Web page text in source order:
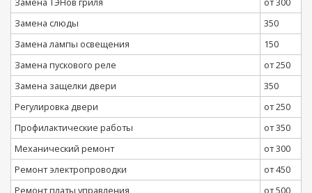
Замена слюды
350
Замена лампы освещения
150
Замена пускового реле
от 250
Замена защелки двери
350
Регулировка двери
от 250
Профилактические работы
от 350
Механический ремонт
от 300
Ремонт электропроводки
от 450
Ремонт платы управления
от 500